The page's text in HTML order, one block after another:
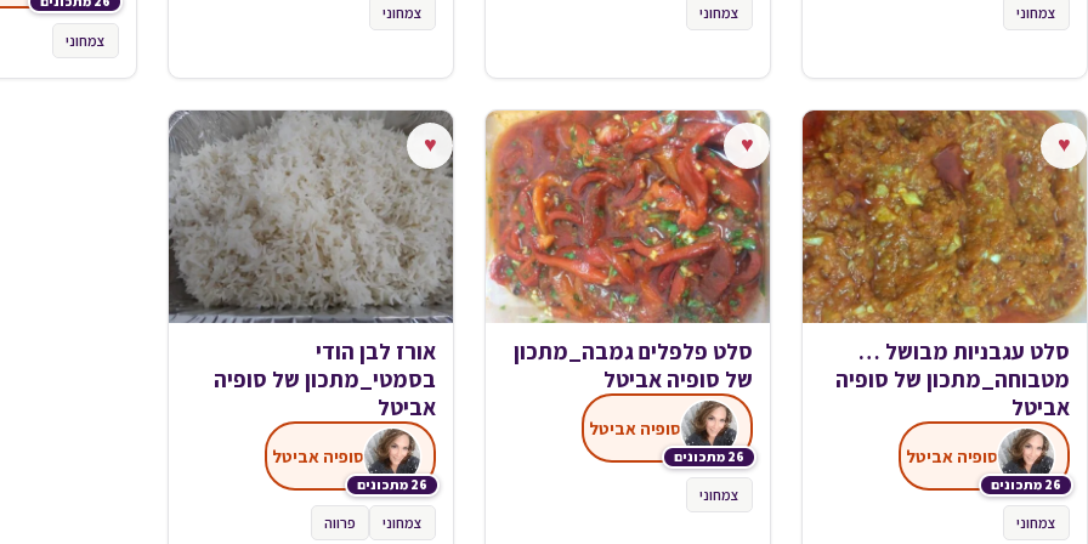
צמחוני צמחוני צמחוני
צמחוני
♥
סלט עגבניות מבושל …
מטבוחה_מתכון של סופיה
אביטל
26 מתכונים
סופיה אביטל
צמחוני
♥
סלט פלפלים גמבה_מתכון
של סופיה אביטל
26 מתכונים
סופיה אביטל
צמחוני
♥
אורז לבן הודי
בסמטי_מתכון של סופיה
אביטל
26 מתכונים
סופיה אביטל
צמחוני פרווה